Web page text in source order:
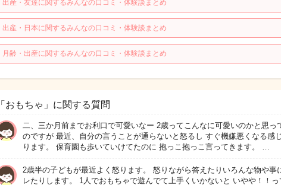
出産・友達に関するみんなの口コミ・体験談まとめ
出産・日本に関するみんなの口コミ・体験談まとめ
月齢・出産に関するみんなの口コミ・体験談まとめ
「おもちゃ」に関する質問
二、三か月前までお利口で可愛いなー 2歳ってこんなに可愛いのかと思っ
のですが 最近、自分の言うことが通らないと怒るし すぐ機嫌悪くなる感
ります。 保育園も歩いていけてたのに 抱っこ抱っこ言ってきます。 …
2歳半の子どもが最近よく怒ります。 怒りながら答えたりいろんな物や事
レたりします。 1人でおもちゃで遊んでて上手くいかないと いやや！！っ